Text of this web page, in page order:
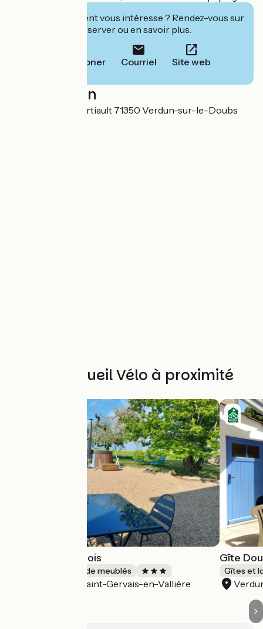
Cet établissement vous intéresse ? Rendez-vous sur
leur site pour réserver ou en savoir plus.
Téléphoner Courriel Site web
Localisation
4 Rue François Fertiault 71350 Verdun-sur-le-Doubs
Autres Accueil Vélo à proximité
Le Petit Sondebois
Gîtes et locations de meublés
Saint-Gervais-en-Vallière
Gîte
Gîtes et